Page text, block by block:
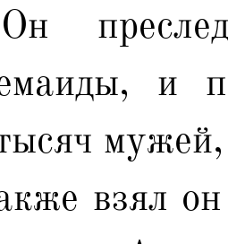
и
взял